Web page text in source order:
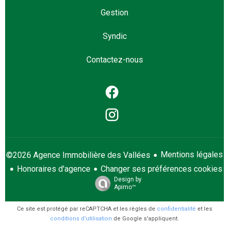
Gestion
Syndic
Contactez-nous
©2026 Agence Immobilière des Vallées
Mentions légales
Honoraires d'agence
Changer ses préférences cookies
Design by
Apimo™
Ce site est protégé par reCAPTCHA et les règles de confidentialité et les
conditions d'utilisation de Google s'appliquent.